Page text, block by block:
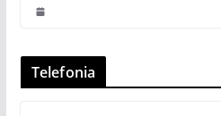
Telefonia